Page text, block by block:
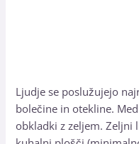
Ljudje se poslužujejo
bolečine in otekline.
obkladki z zeljem. Zeljni